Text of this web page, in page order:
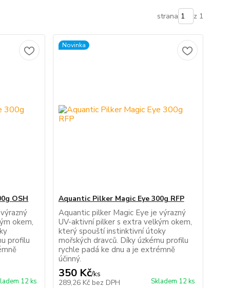
strana z 1
OSH
okem,
profilu
12 ks
Novinka
Aquantic Pilker Magic Eye 300g RFP
Aquantic pilker Magic Eye je výrazný
UV-aktivní pilker s extra velkým okem,
který spouští instinktivní útoky
mořských dravců. Díky úzkému profilu
rychle padá ke dnu a je extrémně
účinný.
350 Kč/ks
289,26 Kč bez DPH Skladem 12 ks